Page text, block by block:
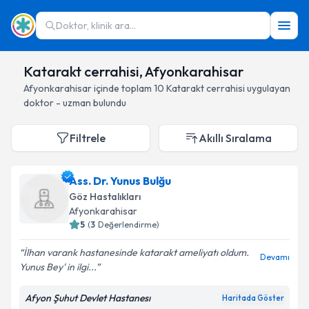
Doktor, klinik ara...
Katarakt cerrahisi, Afyonkarahisar
Afyonkarahisariçinde toplam 10 Katarakt cerrahisi uygulayan
doktor - uzman bulundu
Filtrele Akıllı Sıralama
Ass. Dr. Yunus Bulğu
Göz Hastalıkları
Afyonkarahisar
5 (3 Değerlendirme)
İlhan varank hastanesinde katarakt ameliyatı oldum.
Yunus Bey' in ilgi...
Devamı
Afyon Şuhut Devlet Hastanesı Haritada Göster